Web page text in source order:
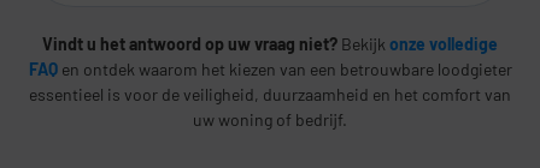
Vindt u het antwoord op uw vraag niet? Bekijk onze volledige
FAQen ontdek waarom het kiezen van een betrouwbare loodgieter
essentieel is voor de veiligheid, duurzaamheid en het comfort van
uw woning of bedrijf.